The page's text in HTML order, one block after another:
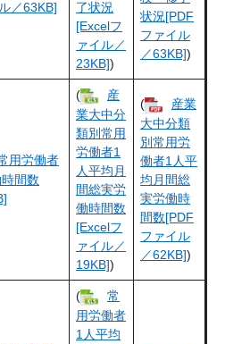
／63KB]
了状況
[Excelフ
ァイル／
23KB])
状況[PDF
ファイル
／63KB])
用労働者
間数
(
産
業大中分
類別常用
労働者1
人平均月
間総実労
働時間数
[Excelフ
ァイル／
19KB])
(
産業
大中分類
別常用労
働者1人平
均月間総
実労働時
間数[PDF
ファイル
／62KB])
(
常
用労働者
1人平均